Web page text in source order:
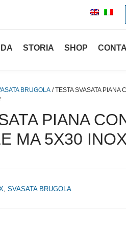
STORIA SHOP
BRUGOLA / TESTA SVASATA PIANA
PIANA
MA 5X30
,SVASATA BRUGOLA